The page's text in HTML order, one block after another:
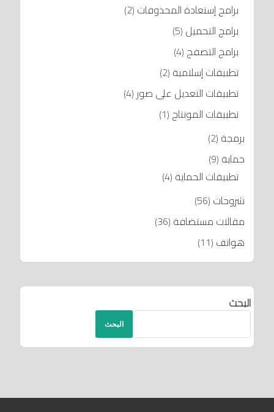
برامج إستعادة المحذوفات (2)
برامج التحميل (5)
برامج التصفح (4)
تطبيقات إسلامية (2)
تطبيقات التعديل على صور (4)
تطبيقات المونتاج (1)
برمجة (2)
حماية (9)
تطبيقات الحماية (4)
شروحات (56)
مقالات مستضافة (36)
هواتف (11)
البحث
البحث